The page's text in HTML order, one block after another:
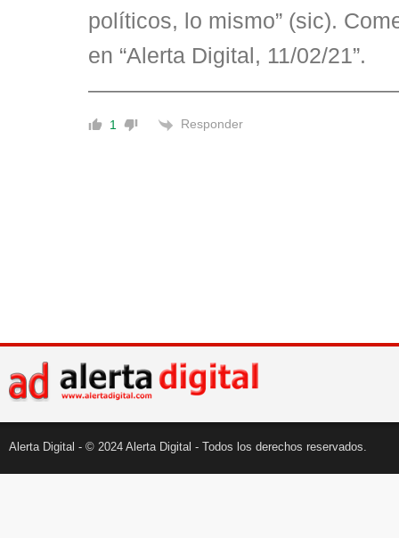
políticos, lo mismo” (sic).
en “Alerta Digital, 11/02/21”.
——————————————
1 Responder
Alerta Digital - © 2024 Alerta Digital - Todos los derechos reservados.